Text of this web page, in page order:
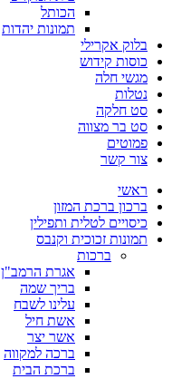
הכותל
תמונות יהדות
בלוק אקרילי
כוסות קידוש
מגשי חלה
נטלות
סט חלקה
סט בר מצווה
פמוטים
צור קשר
ראשי
ברכון ברכת המזון
כיסויים לטלית ותפילין
תמונות זכוכית וקנבס
ברכות
אגרת הרמב"ן
בריך שמה
עלינו לשבח
אשת חיל
אשר יצר
ברכה למקווה
ברכת הבית